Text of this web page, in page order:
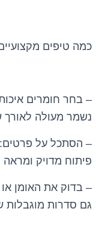
כמה טיפים
– בחר חומרים
נשמר מעולה לאורך
– הסתכל על פרטים:
פיתוח מדויק
– בדוק את האומן או
גם סדרות